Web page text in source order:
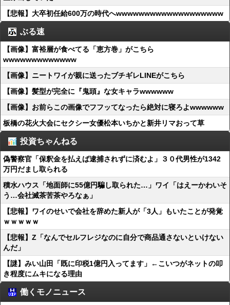
【悲報】大卒初任給600万の時代へwwwwwwwwwwwwwwwwwww
ぶる速
【画像】富裕層が食べてる「恵方巻」がこちら
wwwwwwwwwwwww
【画像】ニートワイが親に送ったブチギレLINEがこちら
【画像】髪型が完全に『鬼頭』な女キャラwwwwww
【画像】お前らこの画像でフフッてなったら絶対に寝ろよwwwwww
板橋の花火大会にセクシー女優松本いちかと新井リマおって草
投資ちゃんねる
偽警察官「保釈金を払えば逮捕されずに済むよ」３０代男性が1342
万円だまし取られる
積水ハウス「地面師に55億円騙し取られた…」ワイ「はえーかわいそ
う…会社滅茶苦茶やろなぁ」
【悲報】ワイのせいで会社を辞めた新人が「3人」もいたことが発覚
ｗｗｗｗｗ
【悲報】Z「なんでセルフレジなのに自分で商品通さないといけない
んだ」
【謎】みい山田「既に印税1億円入ってます」←こいつがネットの叩
き程度にムキになる理由
働くモノニュース